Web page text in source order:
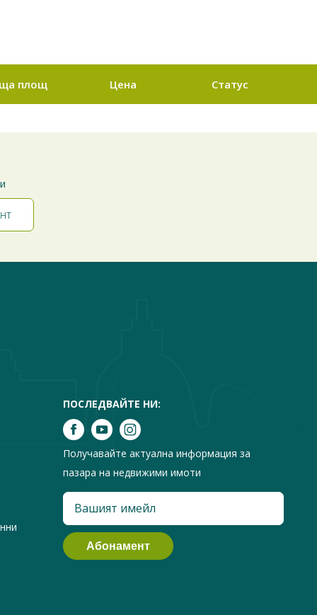
площ Цена Статус
ПОСЛЕДВАЙТЕ НИ:
Получавайте актуална информация за
пазара на недвижими имоти